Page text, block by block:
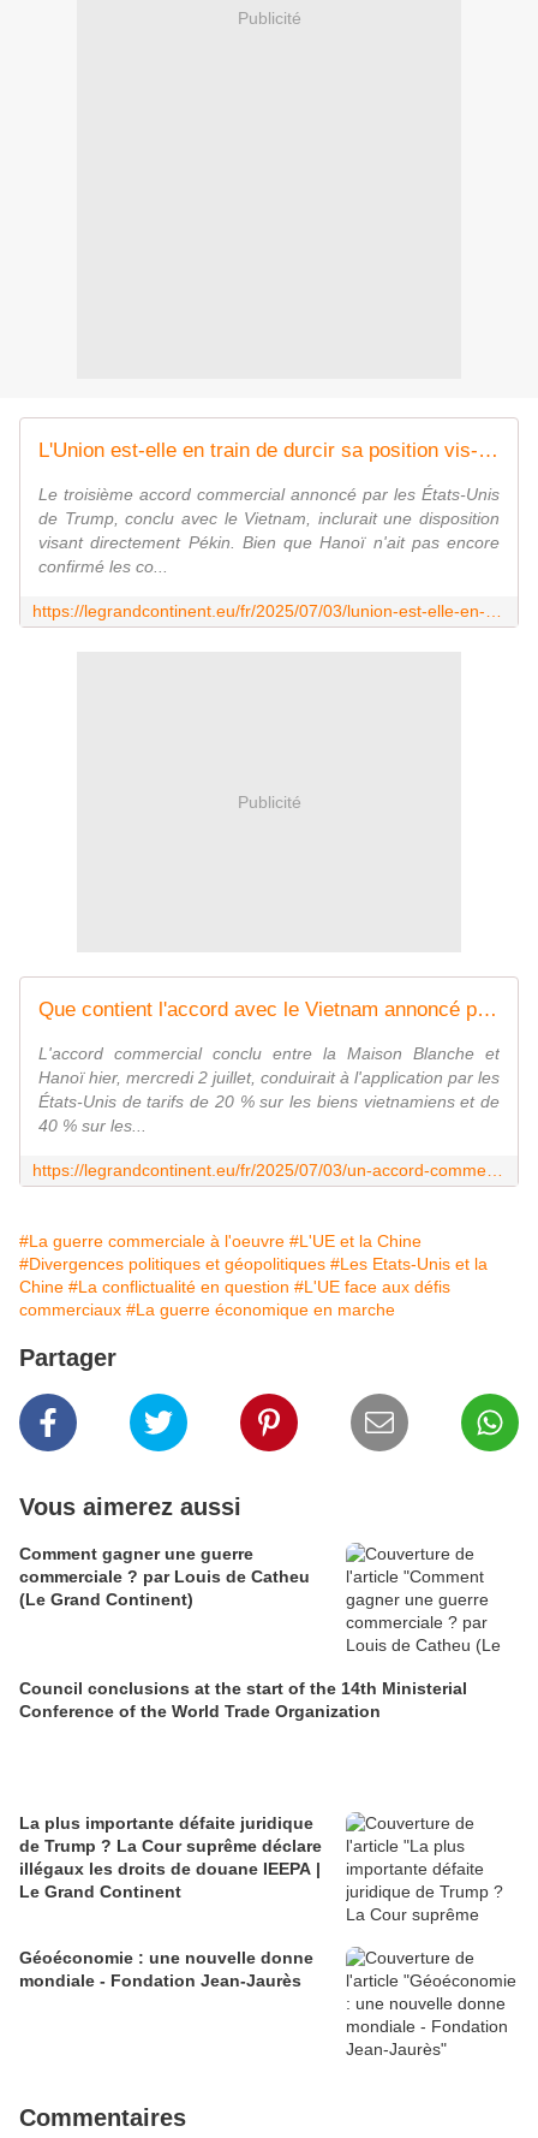
Publicité
L'Union est-elle en train de durcir sa position vis-à-vis de Pékin ? | Le Grand Continent
Le troisième accord commercial annoncé par les États-Unis
de Trump, conclu avec le Vietnam, inclurait une disposition
visant directement Pékin. Bien que Hanoï n'ait pas encore
confirmé les co...
Publicité
Que contient l'accord avec le Vietnam annoncé par Trump ?
L'accord commercial conclu entre la Maison Blanche et
Hanoï hier, mercredi 2 juillet, conduirait à l'application par les
États-Unis de tarifs de 20 % sur les biens vietnamiens et de
40 % sur les...
#La guerre commerciale à l'oeuvre #L'UE et la Chine
#Divergences politiques et géopolitiques #Les Etats-Unis et la
Chine #La conflictualité en question #L'UE face aux défis
commerciaux #La guerre économique en marche
Partager
Vous aimerez aussi
Comment gagner une guerre
commerciale ? par Louis de Catheu
(Le Grand Continent)
Council conclusions at the start of the 14th Ministerial
Conference of the World Trade Organization
La plus importante défaite juridique
de Trump ? La Cour suprême déclare
illégaux les droits de douane IEEPA |
Le Grand Continent
Géoéconomie : une nouvelle donne
mondiale - Fondation Jean-Jaurès
Commentaires